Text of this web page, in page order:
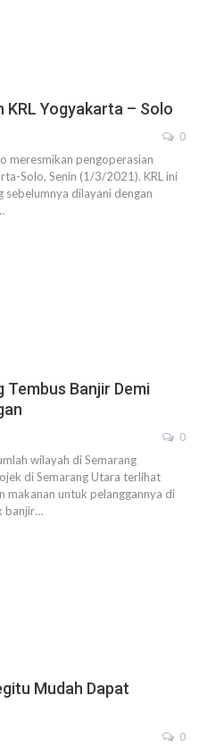
KRL Yogyakarta – Solo
0
meresmikan pengoperasian
Solo, Senin (1/3/2021). KRL ini
sebelumnya dilayani dengan
Tembus Banjir Demi
0
wilayah di Semarang
di Semarang Utara terlihat
makanan untuk pelanggannya di
banjir…
Mudah Dapat
0